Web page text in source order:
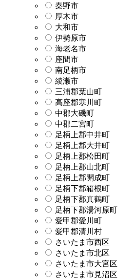
秦野市
厚木市
大和市
伊勢原市
海老名市
座間市
南足柄市
綾瀬市
三浦郡葉山町
高座郡寒川町
中郡大磯町
中郡二宮町
足柄上郡中井町
足柄上郡大井町
足柄上郡松田町
足柄上郡山北町
足柄上郡開成町
足柄下郡箱根町
足柄下郡真鶴町
足柄下郡湯河原町
愛甲郡愛川町
愛甲郡清川村
さいたま市西区
さいたま市北区
さいたま市大宮区
さいたま市見沼区